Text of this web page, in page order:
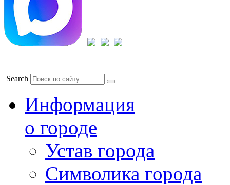
Search
Информация
о городе
Устав города
Символика города